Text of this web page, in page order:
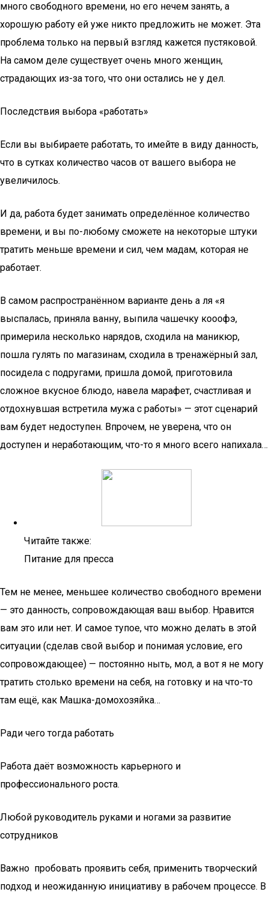
много свободного времени, но его нечем занять, а
хорошую работу ей уже никто предложить не может. Эта
проблема только на первый взгляд кажется пустяковой.
На самом деле существует очень много женщин,
страдающих из-за того, что они остались не у дел.
Последствия выбора «работать»
Если вы выбираете работать, то имейте в виду данность,
что в сутках количество часов от вашего выбора не
увеличилось.
И да, работа будет занимать определённое количество
времени, и вы по-любому сможете на некоторые штуки
тратить меньше времени и сил, чем мадам, которая не
работает.
В самом распространённом варианте день а ля «я
выспалась, приняла ванну, выпила чашечку кооофэ,
примерила несколько нарядов, сходила на маникюр,
пошла гулять по магазинам, сходила в тренажёрный зал,
посидела с подругами, пришла домой, приготовила
сложное вкусное блюдо, навела марафет, счастливая и
отдохнувшая встретила мужа с работы» — этот сценарий
вам будет недоступен. Впрочем, не уверена, что он
доступен и неработающим, что-то я много всего напихала…
Читайте также:
Питание для пресса
Тем не менее, меньшее количество свободного времени
— это данность, сопровождающая ваш выбор. Нравится
вам это или нет. И самое тупое, что можно делать в этой
ситуации (сделав свой выбор и понимая условие, его
сопровождающее) — постоянно ныть, мол, а вот я не могу
тратить столько времени на себя, на готовку и на что-то
там ещё, как Машка-домохозяйка…
Ради чего тогда работать
Работа даёт возможность карьерного и
профессионального роста.
Любой руководитель руками и ногами за развитие
сотрудников
Важно пробовать проявить себя, применить творческий
подход и неожиданную инициативу в рабочем процессе. В